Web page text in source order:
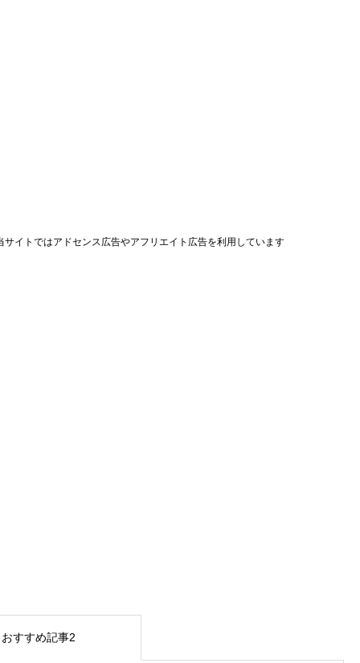
サイトではアドセンス広告やアフリエイト広告を利用しています
おすすめ記事2